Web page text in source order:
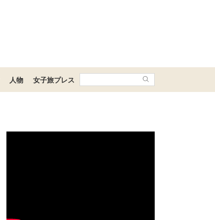
人物 女子旅プレス